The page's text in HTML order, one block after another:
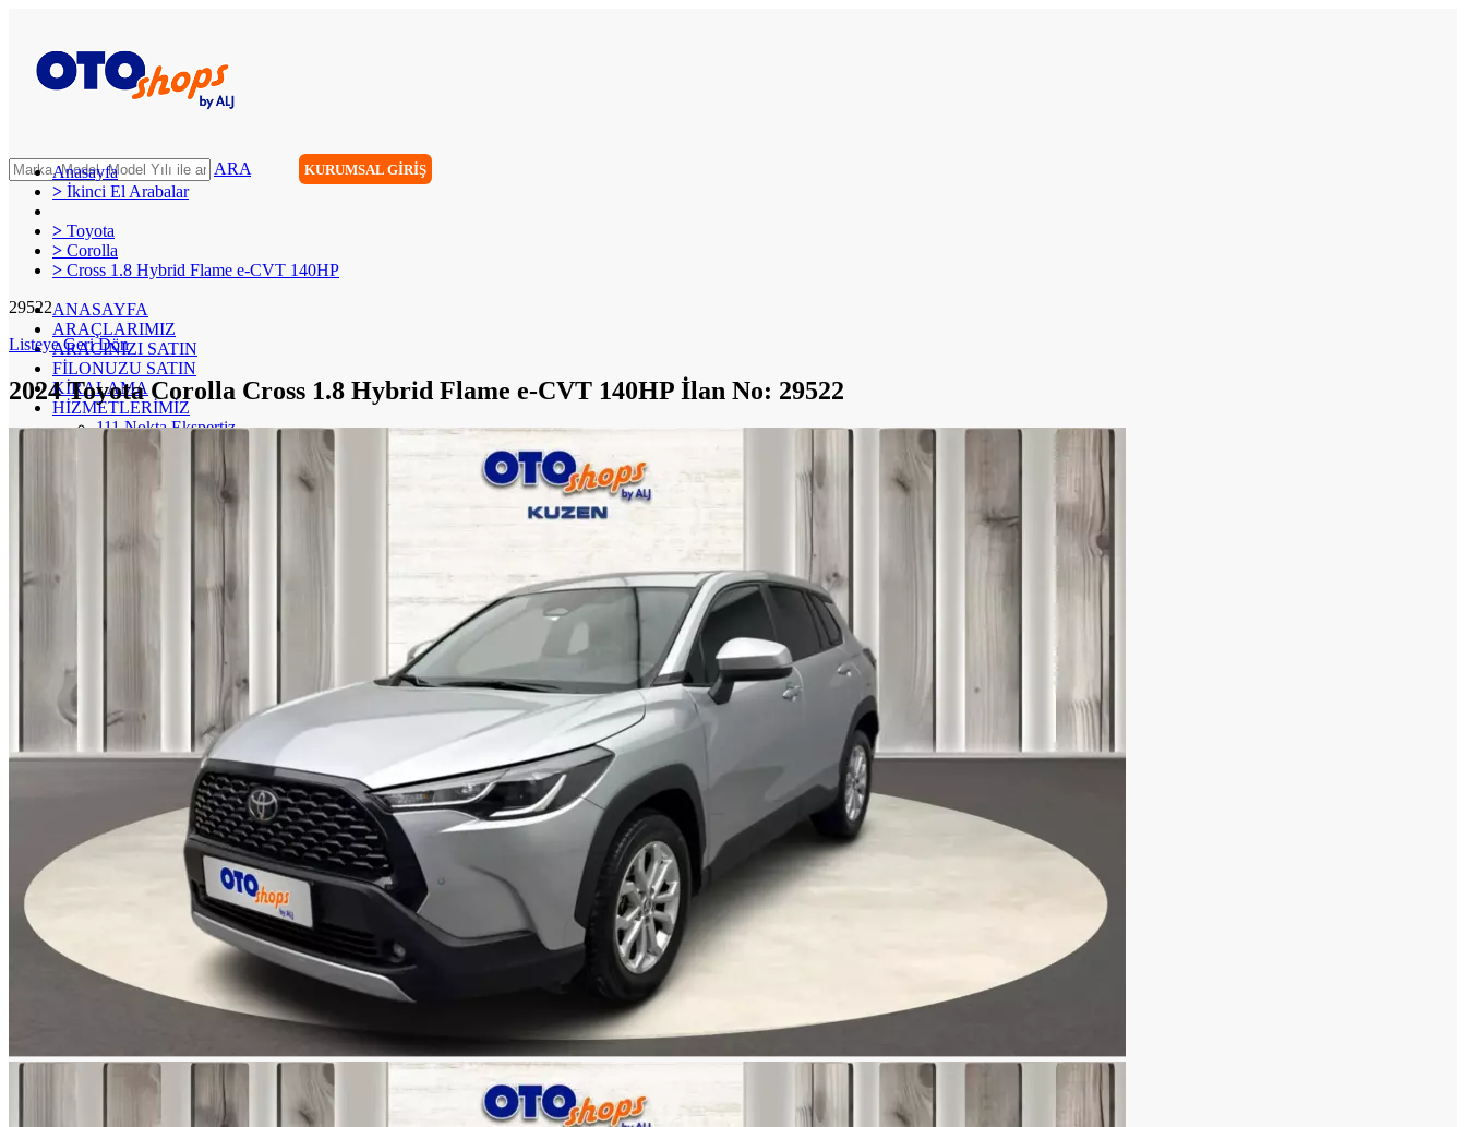
ARA KURUMSAL GİRİŞ
ANASAYFA
ARAÇLARIMIZ
ARACINIZI SATIN
FİLONUZU SATIN
KİRALAMA
HİZMETLERİMİZ
111 Nokta Ekspertiz
Garanti ve 7/24 Yol Yardımı
14 Günde Değişim
Her Marka/Model
Nakit Alım/Takas
Sigorta
Sıkça Sorulan Sorular
YETKİLİ SATICILAR
İLETİŞİM
Anasayfa
> İkinci El Arabalar
> Toyota
> Corolla
> Cross 1.8 Hybrid Flame e-CVT 140HP
29522
Listeye Geri Dön
2024 Toyota Corolla Cross 1.8 Hybrid Flame e-CVT 140HP İlan No: 29522